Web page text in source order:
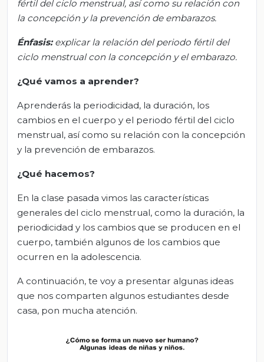
fértil del ciclo menstrual, así como su relación con
la concepción y la prevención de embarazos.
Énfasis: explicar la relación del periodo fértil del
ciclo menstrual con la concepción y el embarazo.
¿Qué vamos a aprender?
Aprenderás la periodicidad, la duración, los
cambios en el cuerpo y el periodo fértil del ciclo
menstrual, así como su relación con la concepción
y la prevención de embarazos.
¿Qué hacemos?
En la clase pasada vimos las características
generales del ciclo menstrual, como la duración, la
periodicidad y los cambios que se producen en el
cuerpo, también algunos de los cambios que
ocurren en la adolescencia.
A continuación, te voy a presentar algunas ideas
que nos comparten algunos estudiantes desde
casa, pon mucha atención.